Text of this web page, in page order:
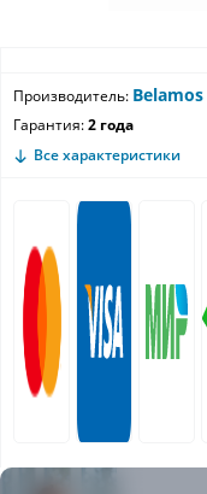
Производитель: Belamos
Гарантия:2 года
Все характеристики